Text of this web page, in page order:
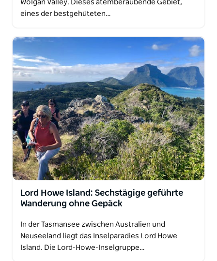
Wolgan Valley. Dieses atemberaubende Gebiet,
eines der bestgehüteten…
Lord Howe Island: Sechstägige geführte
Wanderung ohne Gepäck
In der Tasmansee zwischen Australien und
Neuseeland liegt das Inselparadies Lord Howe
Island. Die Lord-Howe-Inselgruppe…